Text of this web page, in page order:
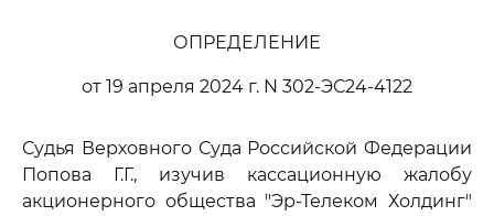
ОПРЕДЕЛЕНИЕ
от 19 апреля 2024 г. N 302-ЭС24-4122
Судья Верховного Суда Российской Федерации
Попова Г.Г., изучив кассационную жалобу
акционерного общества "Эр-Телеком Холдинг"